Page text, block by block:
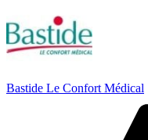
Bastide Le Confort Médical